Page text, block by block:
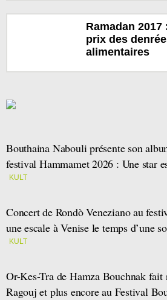
Ramadan
prix des
alimentaires
Bouthaina Nabouli présente son
festival Hammamet 2026 : Une star
KULT
Concert de Rondò Veneziano au
une escale à Venise le temps d’une
KULT
Or-Kes-Tra de Hamza Bouchnak fait
Ragouj et plus encore au Festival